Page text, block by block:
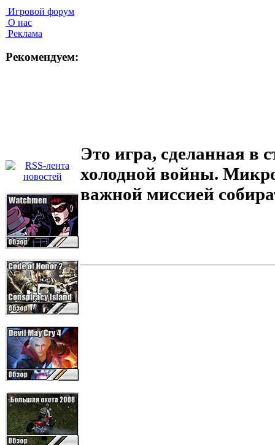
Игровой форум
О нас
Реклама
Рекомендуем:
Это игра, сделанная в
холодной войны.
важной миссией